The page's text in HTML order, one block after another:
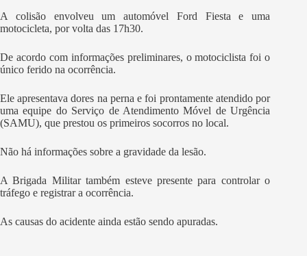
A colisão envolveu um automóvel Ford Fiesta e uma
motocicleta, por volta das 17h30.
De acordo com informações preliminares, o motociclista foi o
único ferido na ocorrência.
Ele apresentava dores na perna e foi prontamente atendido por
uma equipe do Serviço de Atendimento Móvel de Urgência
(SAMU), que prestou os primeiros socorros no local.
Não há informações sobre a gravidade da lesão.
A Brigada Militar também esteve presente para controlar o
tráfego e registrar a ocorrência.
As causas do acidente ainda estão sendo apuradas.